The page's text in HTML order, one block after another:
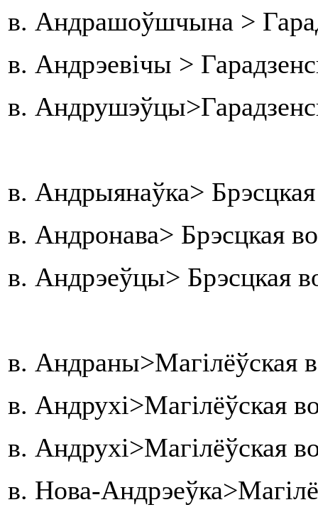
в. Андрашоўшчына >
в. Андрэевічы >
в.
в. Андрыянаўка>
в. Андронава> Брэсцкая
в. Андрэеўцы> Брэсцкая
в. Андраны>Магілёўская
в. Андрухі>Магілёўская
в. Андрухі>Магілёўская
в. Нова-